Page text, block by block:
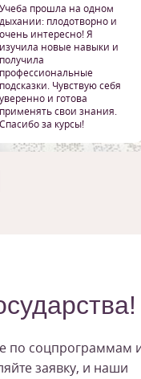
Учеба прошла на одном
дыхании: плодотворно и
очень интересно! Я
изучила новые навыки и
получила
профессиональные
подсказки. Чувствую себя
уверенно и готова
применять свои знания.
Спасибо за курсы!
по соцпрограммам
заявку, и наши